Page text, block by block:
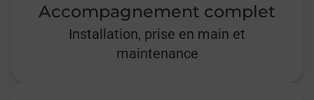
Accompagnement complet
Installation, prise en main et
maintenance